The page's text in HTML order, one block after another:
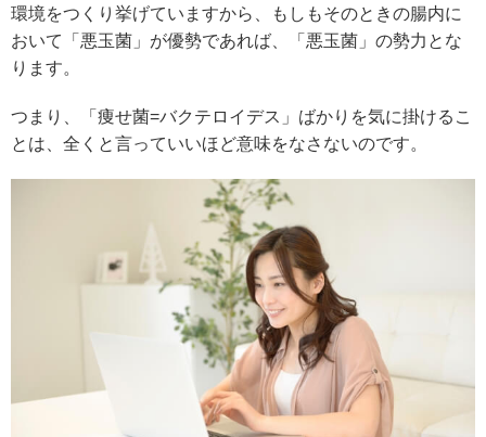
環境をつくり挙げていますから、もしもそのときの腸内に
おいて「悪玉菌」が優勢であれば、「悪玉菌」の勢力とな
ります。
つまり、「痩せ菌=バクテロイデス」ばかりを気に掛けるこ
とは、全くと言っていいほど意味をなさないのです。